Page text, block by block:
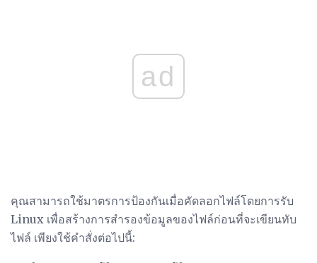
ad
คุณสามารถใช้มาตรการป้องกันเมื่อคัดลอกไฟล์โดยการรับ
Linux เพื่อสร้างการสำรองข้อมูลของไฟล์ก่อนที่จะเขียนทับ
ไฟล์ เพียงใช้คำสั่งต่อไปนี้: